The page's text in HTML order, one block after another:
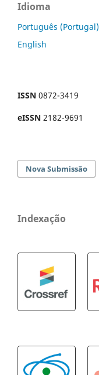
Idioma
Português (Portugal)
English
ISSN 0872-3419
eISSN 2182-9691
Nova Submissão
Indexação